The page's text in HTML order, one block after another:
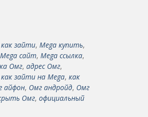
зайти, Mega купить,
Mega сайт, Mega ссылка,
Омг, адрес Омг,
как зайти на Mega, как
айфон, Омг андройд, Омг
Омг, официальный